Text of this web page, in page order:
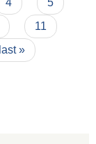
4
5
11
last »